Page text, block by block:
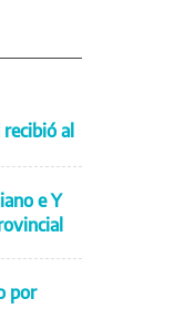
al
e Y
por